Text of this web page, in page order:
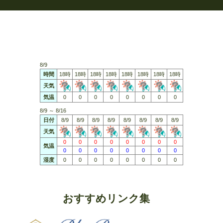
8/9
時間
18時 18時 18時 18時 18時 18時 18時
18時
天気
気温
0 0 0 0 0 0 0 0
8/9 ～ 8/16
日付
8/9 8/9 8/9 8/9 8/9 8/9 8/9
8/9
天気
気温
0 0 0 0 0 0 0
0
0
0 0 0 0 0 0
0
湿度
0 0 0 0 0 0 0 0
おすすめリンク集